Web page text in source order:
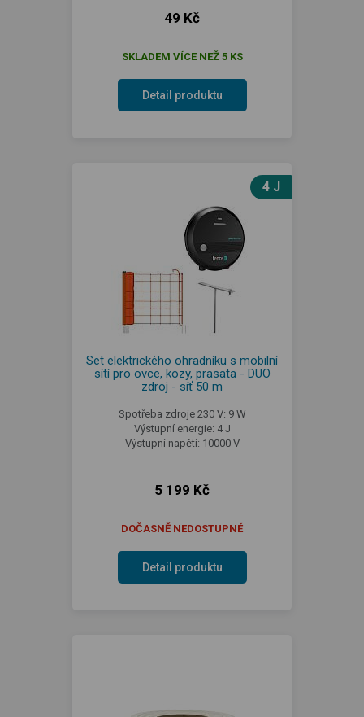
49 Kč
SKLADEM VÍCE NEŽ 5 KS
Detail produktu
4 J
Set elektrického ohradníku s mobilní
sítí pro ovce, kozy, prasata - DUO
zdroj - síť 50 m
Spotřeba zdroje 230 V: 9 W
Výstupní energie: 4 J
Výstupní napětí: 10000 V
5 199 Kč
DOČASNĚ NEDOSTUPNÉ
Detail produktu